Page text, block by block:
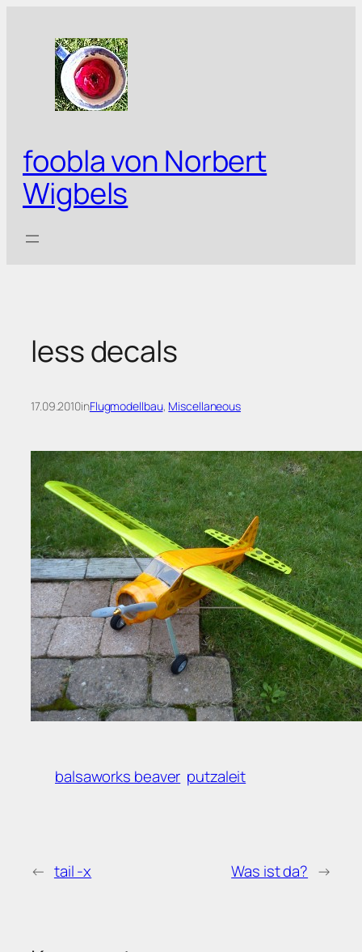
springen
foobla von Norbert
Wigbels
less decals
17.09.2010inFlugmodellbau, Miscellaneous
balsaworks beaver putzaleit
← tail -x Was ist da? →